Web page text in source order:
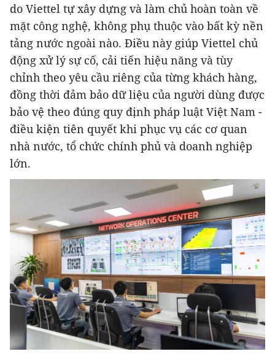
do Viettel tự xây dựng và làm chủ hoàn toàn về
mặt công nghệ, không phụ thuộc vào bất kỳ nền
tảng nước ngoài nào. Điều này giúp Viettel chủ
động xử lý sự cố, cải tiến hiệu năng và tùy
chỉnh theo yêu cầu riêng của từng khách hàng,
đồng thời đảm bảo dữ liệu của người dùng được
bảo vệ theo đúng quy định pháp luật Việt Nam -
điều kiện tiên quyết khi phục vụ các cơ quan
nhà nước, tổ chức chính phủ và doanh nghiệp
lớn.